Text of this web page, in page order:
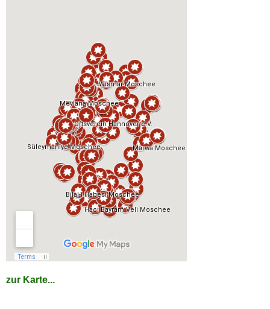
zur Karte...